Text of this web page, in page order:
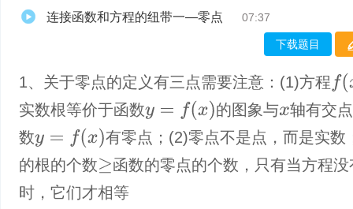
连接函数和方程的纽带一—零点 07:37
下载题目
1、关于零点的定义有三点需要注意：(1)方程 (x)=
实数根等价于函数y= (x) 的图象与x 轴有交
数y= (x)
有零点；(2)零点不是点，而是实数
的根的个数 ≥
函数的零点的个数，只有当方程没
时，它们才相等